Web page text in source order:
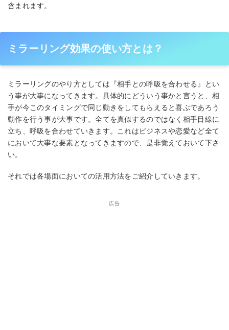
含まれます。
ミラーリング効果の使い方とは？
ミラーリングのやり方としては『相手との呼吸を合わせる』とい
う事が大事になってきます。具体的にどういう事かと言うと、相
手が今このタイミングで同じ動きをしてもらえると喜ぶであろう
動作を行う事が大事です。全てを真似するのではなく相手目線に
立ち、呼吸を合わせていきます。これはビジネスや恋愛など全て
において大事な要素となってきますので、是非覚えておいて下さ
い。
それでは各場面においての活用方法をご紹介していきます。
広告